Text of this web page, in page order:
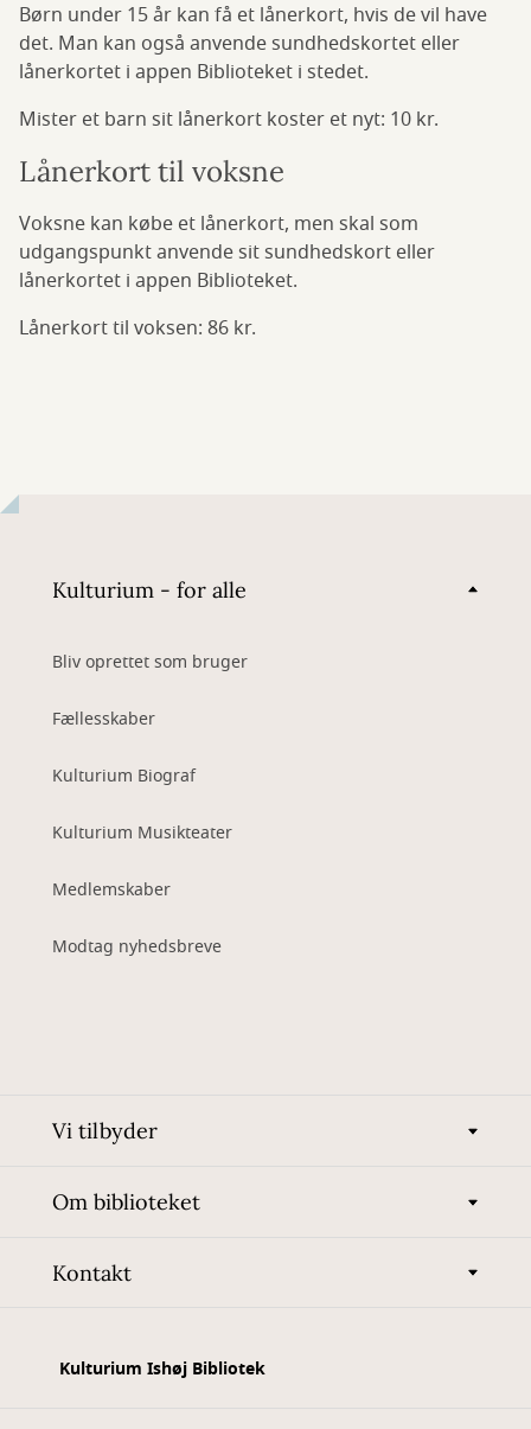
Børn under 15 år kan få et lånerkort, hvis de vil have
det. Man kan også anvende sundhedskortet eller
lånerkortet i appen Biblioteket i stedet.
Mister et barn sit lånerkort koster et nyt: 10 kr.
Lånerkort til voksne
Voksne kan købe et lånerkort, men skal som
udgangspunkt anvende sit sundhedskort eller
lånerkortet i appen Biblioteket.
Lånerkort til voksen: 86 kr.
Kulturium - for alle
Bliv oprettet som bruger
Fællesskaber
Kulturium Biograf
Kulturium Musikteater
Medlemskaber
Modtag nyhedsbreve
Vi tilbyder
Om biblioteket
Kontakt
Kulturium Ishøj Bibliotek